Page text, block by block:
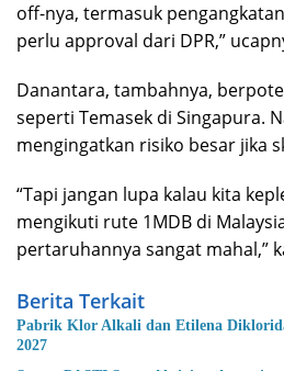
off-nya, termasuk
perlu approval dari DPR,”
Danantara, tambahnya,
seperti Temasek di Singapura.
mengingatkan risiko besar jika
“Tapi jangan lupa kalau kita
mengikuti rute 1MDB di
pertaruhannya sangat mahal,”
Berita Terkait
Pabrik Klor Alkali dan Etilena
2027